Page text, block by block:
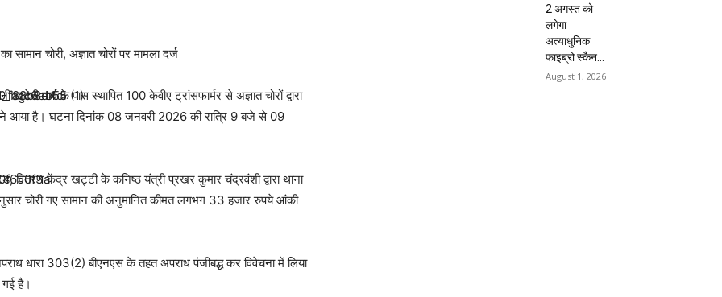
चोरी, अज्ञात चोरों पर मामला दर्ज
मार्ग के पास स्थापित 100 केवीए ट्रांसफार्मर से अज्ञात चोरों द्वारा
आया है। घटना दिनांक 08 जनवरी 2026 की रात्रि 9 बजे से 09
वितरण केंद्र खट्टी के कनिष्ठ यंत्री प्रखर कुमार चंद्रवंशी द्वारा थाना
चोरी गए सामान की अनुमानित कीमत लगभग 33 हजार रुपये आंकी
धारा 303(2) बीएनएस के तहत अपराध पंजीबद्ध कर विवेचना में लिया
गई है।
2 अगस्त को
लगेगा
अत्याधुनिक
फाइब्रो स्कैन...
August 1, 2026